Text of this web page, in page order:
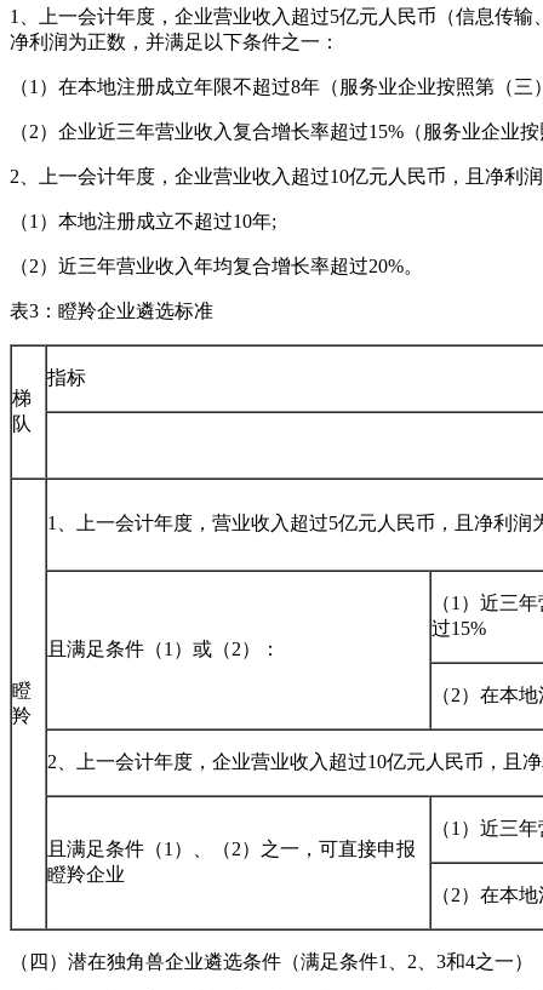
1、上一会计年度，企业营业收入超过5亿元人民币（信息传
净利润为正数，并满足以下条件之一：
（1）在本地注册成立年限不超过8年（服务业企业按照第（
（2）企业近三年营业收入复合增长率超过15%（服务业企业
2、上一会计年度，企业营业收入超过10亿元人民币，且净利
（1）本地注册成立不超过10年;
（2）近三年营业收入年均复合增长率超过20%。
表3：瞪羚企业遴选标准
梯
队
指标
瞪
羚
1、上一会计年度，营业收入超过5亿元人民币，且净利润
且满足条件（1）或（2）：
（1）近三
过15%
（2）在本
2、上一会计年度，企业营业收入超过10亿元人民币，且
且满足条件（1）、（2）之一，可直接申报
瞪羚企业
（1）近三
（2）在本
（四）潜在独角兽企业遴选条件（满足条件1、2、3和4之一）